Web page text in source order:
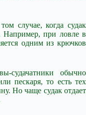
случае, когда судак
Например, при ловле в
одним из крючков
судачатники обычно
пескаря, то есть тех
Но чаще судак отдает